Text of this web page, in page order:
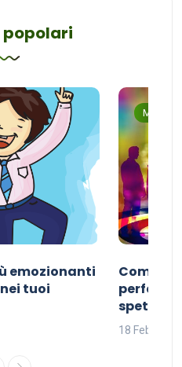
emozionanti
tuoi
Musica
Come
perfetta
18 Febbraio